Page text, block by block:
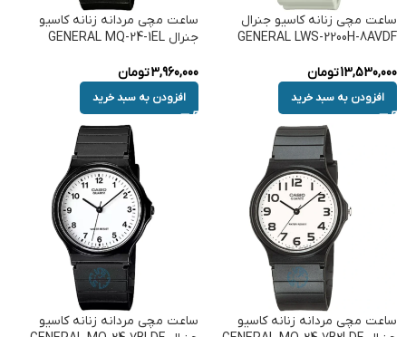
ساعت مچی زنانه کاسیو جنرال
GENERAL LWS-2200H-8AVDF
13,530,000تومان
افزودن به سبد خرید
ساعت مچی مردانه زنانه کاسیو
جنرال GENERAL MQ-24-1EL
3,960,000تومان
افزودن به سبد خرید
ساعت مچی مردانه زنانه کاسیو
ساعت مچی مردانه زنانه کاسیو